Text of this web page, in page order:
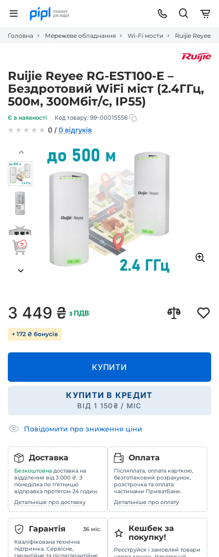
Головна Мережеве обладнання Wi-Fi мости Ruijie Reyee
Ruijie Reyee RG-EST100-E –
Бездротовий WiFi міст (2.4ГГц,
500м, 300Мбіт/с, IP55)
Є в наявності Код товару: 99-00015556
0 / 0 відгуків
3 449 ₴ з ПДВ
+ 172 ₴ бонусів
КУПИТИ
КУПИТИ В КРЕДИТ
ВІД1 150₴ / МІС
Повідомити про зниження ціни
Доставка
Безкоштовна доставка на
відділення від 3 000 ₴. З
понеділка по п'ятницю
відправка протягом 24 годин.
Детальніше про доставку
Оплата
Післяплата, оплата карткою,
безготівковий розрахунок,
розстрочка та оплата
частинами ПриватБанк.
Детальніше про оплату
Гарантія 36 міс.
Кваліфікована технічна
підтримка. Сервісне,
гарантійне та післягарантійне
Кешбек за
покупку!
Реєструйся і замовляй товари